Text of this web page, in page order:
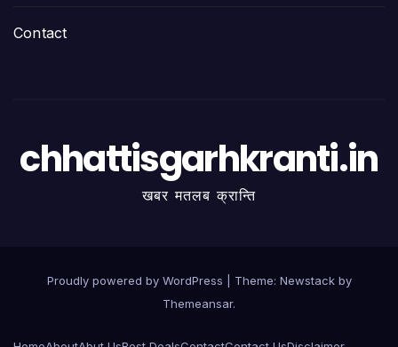
Contact
chhattisgarhkranti.in
खबर मतलब क्रान्ति
Proudly powered by WordPress Theme: Newstackby
Themeansar.